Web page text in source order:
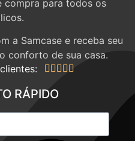
compra para todos os
a Samcase e receba seu
conforto de sua casa.
    
RÁPIDO